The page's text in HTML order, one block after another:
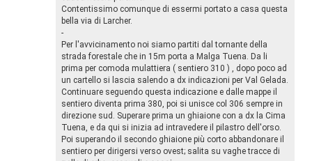
Contentissimo comunque di essermi portato a casa questa
bella via di Larcher.
-
Per l'avvicinamento noi siamo partiti dal tornante della
strada forestale che in 15m porta a Malga Tuena. Da li
prima per comoda mulattiera ( sentiero 310 ) , dopo poco ad
un cartello si lascia salendo a dx indicazioni per Val Gelada.
Continuare seguendo questa indicazione e dalle mappe il
sentiero diventa prima 380, poi si unisce col 306 sempre in
direzione sud. Superare prima un ghiaione con a dx la Cima
Tuena, e da qui si inizia ad intravedere il pilastro dell'orso.
Poi superando il secondo ghiaione più corto abbandonare il
sentiero per dirigersi verso ovest; salita su vaghe tracce di